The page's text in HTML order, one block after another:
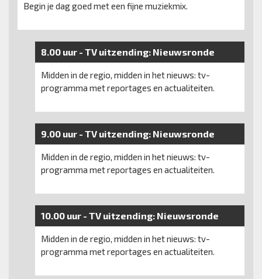
Begin je dag goed met een fijne muziekmix.
8.00 uur - TV uitzending: Nieuwsronde
Midden in de regio, midden in het nieuws: tv-
programma met reportages en actualiteiten.
9.00 uur - TV uitzending: Nieuwsronde
Midden in de regio, midden in het nieuws: tv-
programma met reportages en actualiteiten.
10.00 uur - TV uitzending: Nieuwsronde
Midden in de regio, midden in het nieuws: tv-
programma met reportages en actualiteiten.